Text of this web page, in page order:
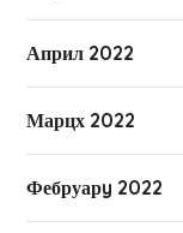
Април 2022
Марцх 2022
Фебруарy 2022